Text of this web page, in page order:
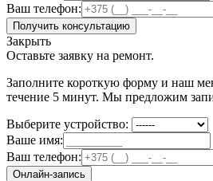
Ваш телефон:
Получить консультацию
Закрыть
Оставьте заявку на ремонт.
Заполните короткую форму и наш
течение 5 минут. Мы предложим
Выберите устройство:
Ваше имя:
Ваш телефон:
Онлайн-запись